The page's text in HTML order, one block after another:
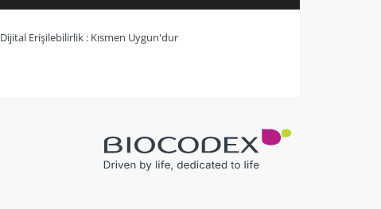
Dijital Erişilebilirlik : Kısmen Uygun'dur